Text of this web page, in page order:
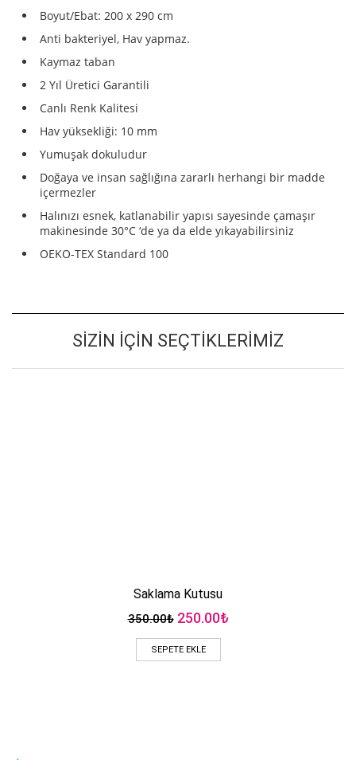
Boyut/Ebat: 200 x 290 cm
Anti bakteriyel, Hav yapmaz.
Kaymaz taban
2 Yıl Üretici Garantili
Canlı Renk Kalitesi
Hav yüksekliği: 10 mm
Yumuşak dokuludur
Doğaya ve insan sağlığına zararlı herhangi bir madde
içermezler
Halınızı esnek, katlanabilir yapısı sayesinde çamaşır
makinesinde 30°C ‘de ya da elde yıkayabilirsiniz
OEKO-TEX Standard 100
SIZIN İÇIN SEÇTIKLERIMIZ
Saklama Kutusu
350.00₺ Orijinal
350.00₺.
250.00₺Şu
SEPETE EKLE